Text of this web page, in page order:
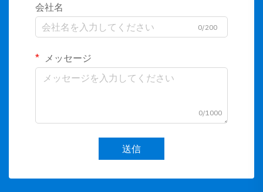
会社名
0/200
メッセージ
0/1000
送信